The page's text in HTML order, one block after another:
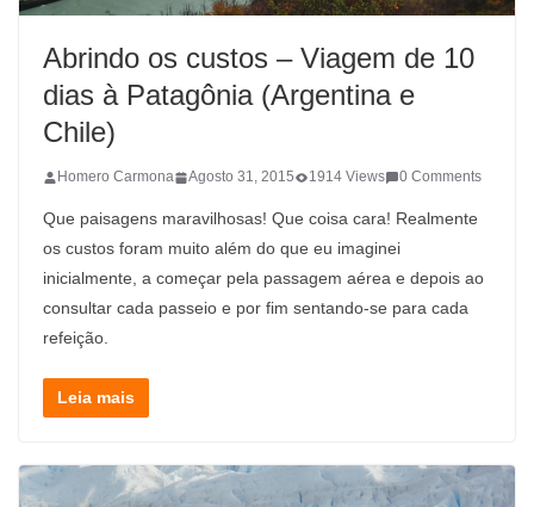
Abrindo os custos – Viagem de 10
dias à Patagônia (Argentina e
Chile)
Homero Carmona Agosto 31, 2015 1914 Views 0 Comments
Que paisagens maravilhosas! Que coisa cara! Realmente
os custos foram muito além do que eu imaginei
inicialmente, a começar pela passagem aérea e depois ao
consultar cada passeio e por fim sentando-se para cada
refeição.
Leia mais